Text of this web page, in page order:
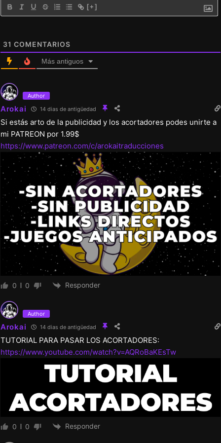
[+]
31 COMENTARIOS
Más antiguos
Author
Arokai 14 dias de antigüedad
Si estás arto de la publicidad y los acortadores podes unirte a
mi PATREON por 1.99$
https://www.patreon.com/c/arokaitraducciones
0 0 Responder
Author
Arokai 14 dias de antigüedad
TUTORIAL PARA PASAR LOS ACORTADORES:
https://www.youtube.com/watch?v=AQRoBaKEsTw
0 0 Responder